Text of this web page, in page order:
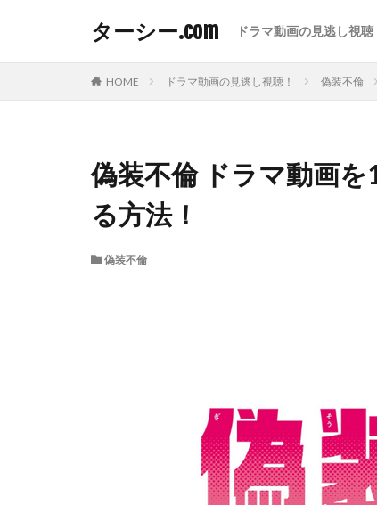
ターシー.com ドラマ動画の見逃し視聴
HOME ドラマ動画の見逃し視聴！ 偽装不倫
偽装不倫 ドラマ動画
る方法！
偽装不倫